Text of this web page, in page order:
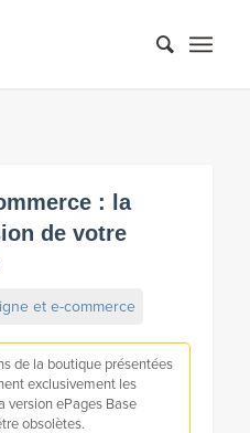
: la
de votre
et e-commerce
de la boutique présentées
exclusivement les
version ePages Base
obsolètes.